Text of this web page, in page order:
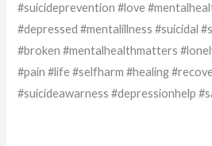
#suicideprevention #love
#depressed #mentalillness #suicidal
#broken #mentalhealthmatters
#pain #life #selfharm #healing
#suicideawarness #depressionhelp